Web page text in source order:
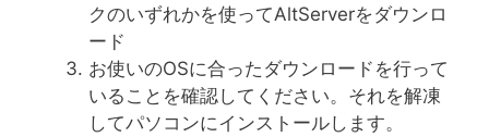
クのいずれかを使ってAltServerをダウンロ
ード
お使いのOSに合ったダウンロードを行って
いることを確認してください。それを解凍
してパソコンにインストールします。